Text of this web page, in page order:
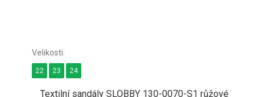
Textilní sandály SLOBBY 130-0070-S1 růžové
22 23 24